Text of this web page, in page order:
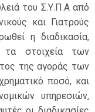
του Σ.Υ.Π.Α από
και Γιατρούς
η διαδικασία,
τα στοιχεία των
της αγοράς των
ποσό, και
υπηρεσιών,